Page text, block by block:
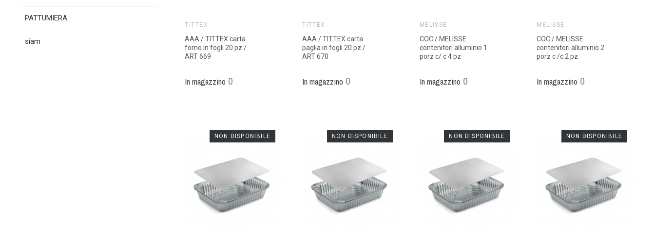
PATTUMIERA
siam
TITTEX
AAA / TITTEX carta
forno in fogli 20 pz /
ART 669
In magazzino 0
TITTEX
AAA / TITTEX carta
paglia in fogli 20 pz /
ART 670
In magazzino 0
MELISSE
COC / MELISSE
contenitori alluminio 1
porz c/ c 4 pz
In magazzino 0
MELISSE
COC / MELISSE
contenitori alluminio 2
porz c /c 2 pz
In magazzino 0
NON DISPONIBILE NON DISPONIBILE NON DISPONIBILE NON DISPONIBILE